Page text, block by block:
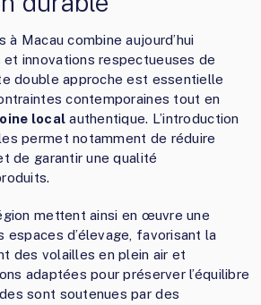
à Macau combine aujourd’hui
et innovations respectueuses de
double approche est essentielle
contemporaines tout en
local authentique. L’introduction
permet notamment de réduire
de garantir une qualité
mettent ainsi en œuvre une
d’élevage, favorisant la
des volailles en plein air et
adaptées pour préserver l’équilibre
sont soutenues par des